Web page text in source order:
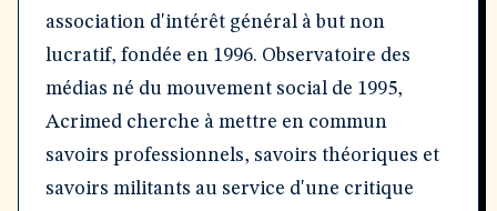
association d'intérêt général à but non
lucratif, fondée en 1996. Observatoire des
médias né du mouvement social de 1995,
Acrimed cherche à mettre en commun
savoirs professionnels, savoirs théoriques et
savoirs militants au service d'une critique